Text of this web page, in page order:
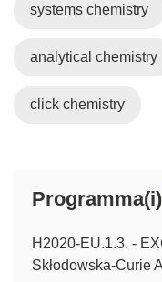
systems chemistry
analytical chemistry
click chemistry
Programma(i)
H2020-EU.1.3. -
Skłodowska-Curie